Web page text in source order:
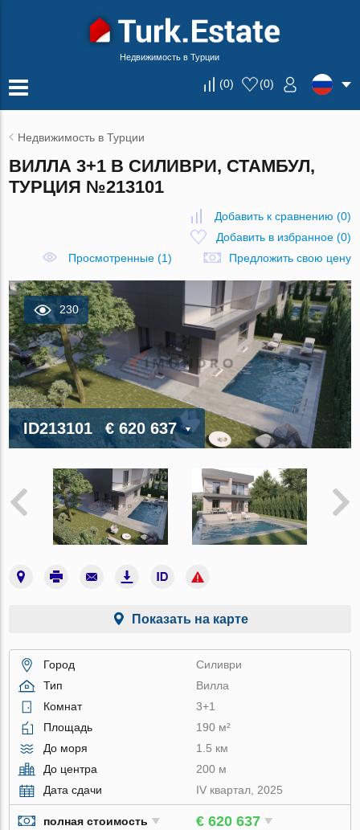
Недвижимость в Турции
(0) (0)
Недвижимость в Турции
ВИЛЛА 3+1 В СИЛИВРИ, СТАМБУЛ,
ТУРЦИЯ №213101
Добавить к сравнению (0)
Добавить в избранное(0)
Просмотренные (1)
Предложить свою цену
230
ID213101 € 620 637
Показать на карте
Город
Силиври
Тип
Вилла
Комнат
3+1
Площадь
190 м²
До моря
1.5 км
До центра
200 м
Дата сдачи
IV квартал, 2025
полная стоимость € 620 637